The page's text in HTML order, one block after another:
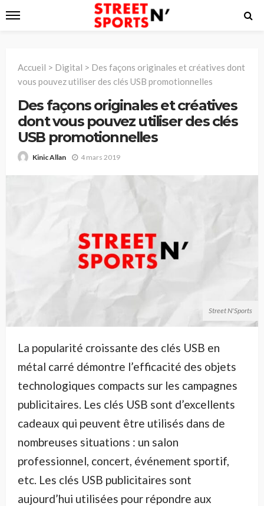
Accueil > Digital > Des façons originales et créatives dont
vous pouvez utiliser des clés USB promotionnelles
Des façons originales et créatives
dont vous pouvez utiliser des clés
USB promotionnelles
Kinic Allan 4 mars 2019
Street N'Sports
La popularité croissante des clés USB en
métal carré démontre l’efficacité des objets
technologiques compacts sur les campagnes
publicitaires. Les clés USB sont d’excellents
cadeaux qui peuvent être utilisés dans de
nombreuses situations : un salon
professionnel, concert, événement sportif,
etc. Les clés USB publicitaires sont
aujourd’hui utilisées pour répondre aux